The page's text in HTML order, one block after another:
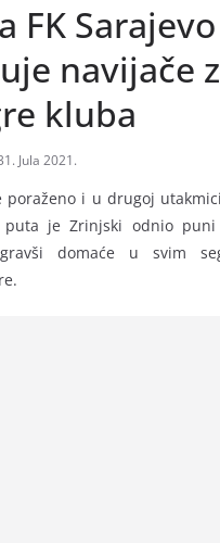
FK Sarajevo
navijače
kluba
Jula 2021.
poraženo i u drugoj
puta je Zrinjski odnio
domaće u svim